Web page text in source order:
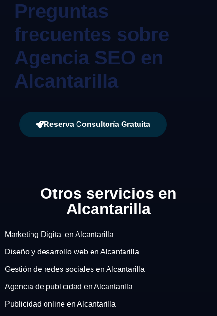
Preguntas
frecuentes sobre
Agencia SEO en
Alcantarilla
Reserva Consultoría Gratuita
Otros servicios en
Alcantarilla
Marketing Digital en Alcantarilla
Diseño y desarrollo web en Alcantarilla
Gestión de redes sociales en Alcantarilla
Agencia de publicidad en Alcantarilla
Publicidad online en Alcantarilla